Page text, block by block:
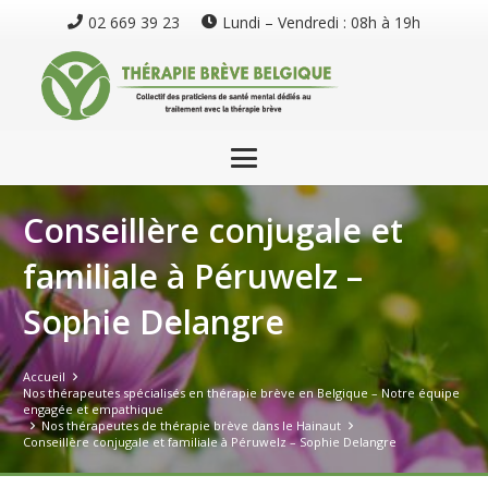
02 669 39 23 Lundi – Vendredi : 08h à 19h
Conseillère conjugale et
familiale à Péruwelz –
Sophie Delangre
Accueil
Nos thérapeutes spécialisés en thérapie brève en Belgique – Notre équipe
engagée et empathique
Nos thérapeutes de thérapie brève dans le Hainaut
Conseillère conjugale et familiale à Péruwelz – Sophie Delangre